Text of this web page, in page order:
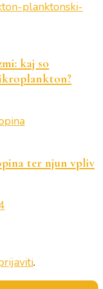
kaj so
ter njun vpliv
.